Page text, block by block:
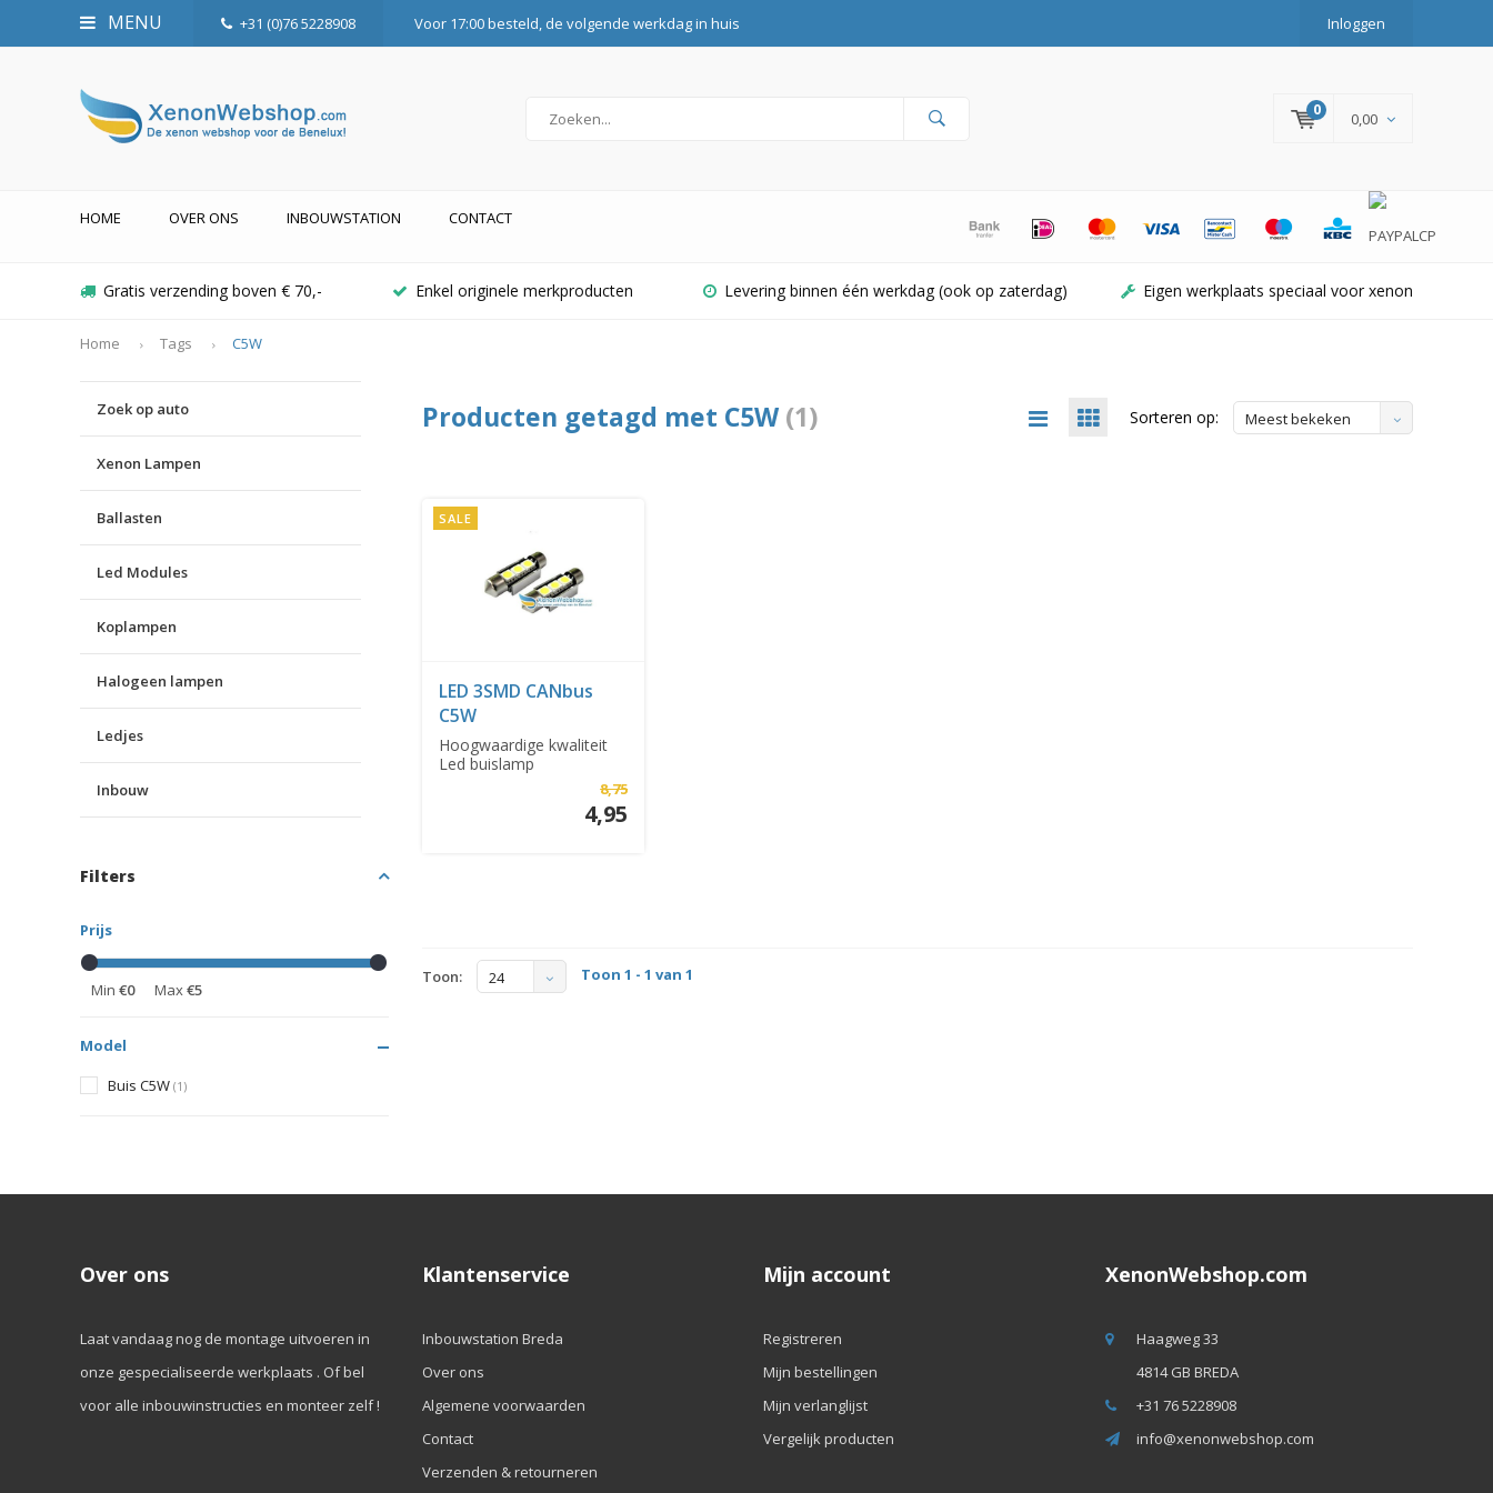
MENU +31 (0)76 5228908 Voor 17:00 besteld, de volgende werkdag in huis Inloggen
0 0,00
HOME OVER ONS INBOUWSTATION CONTACT
Gratis verzending boven € 70,- Enkel originele merkproducten Levering binnen één werkdag (ook op zaterdag) Eigen werkplaats speciaal voor xenon
Home Tags C5W
Zoek op auto
Xenon Lampen
Ballasten
Led Modules
Koplampen
Halogeen lampen
Ledjes
Inbouw
Filters
Prijs
Min €0 Max €5
Model
Buis C5W (1)
Producten getagd met C5W (1) Sorteren op: Meest bekeken
SALE
LED 3SMD CANbus
C5W
Hoogwaardige kwaliteit
Led buislamp
8,75
4,95
Toon: 24 Toon 1 - 1 van 1
Over ons
Laat vandaag nog de montage uitvoeren in
onze gespecialiseerde werkplaats . Of bel
voor alle inbouwinstructies en monteer zelf !
Klantenservice
Inbouwstation Breda
Over ons
Algemene voorwaarden
Contact
Verzenden & retourneren
Mijn account
Registreren
Mijn bestellingen
Mijn verlanglijst
Vergelijk producten
XenonWebshop.com
Haagweg 33
4814 GB BREDA
+31 76 5228908
info@xenonwebshop.com